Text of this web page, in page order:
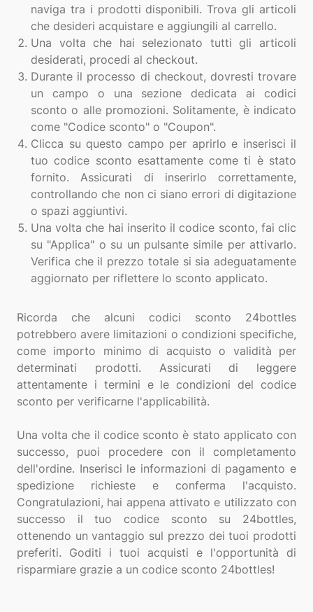
naviga tra i prodotti disponibili. Trova gli articoli
che desideri acquistare e aggiungili al carrello.
Una volta che hai selezionato tutti gli articoli
desiderati, procedi al checkout.
Durante il processo di checkout, dovresti trovare
un campo o una sezione dedicata ai codici
sconto o alle promozioni. Solitamente, è indicato
come "Codice sconto" o "Coupon".
Clicca su questo campo per aprirlo e inserisci il
tuo codice sconto esattamente come ti è stato
fornito. Assicurati di inserirlo correttamente,
controllando che non ci siano errori di digitazione
o spazi aggiuntivi.
Una volta che hai inserito il codice sconto, fai clic
su "Applica" o su un pulsante simile per attivarlo.
Verifica che il prezzo totale si sia adeguatamente
aggiornato per riflettere lo sconto applicato.
Ricorda che alcuni codici sconto 24bottles
potrebbero avere limitazioni o condizioni specifiche,
come importo minimo di acquisto o validità per
determinati prodotti. Assicurati di leggere
attentamente i termini e le condizioni del codice
sconto per verificarne l'applicabilità.
Una volta che il codice sconto è stato applicato con
successo, puoi procedere con il completamento
dell'ordine. Inserisci le informazioni di pagamento e
spedizione richieste e conferma l'acquisto.
Congratulazioni, hai appena attivato e utilizzato con
successo il tuo codice sconto su 24bottles,
ottenendo un vantaggio sul prezzo dei tuoi prodotti
preferiti. Goditi i tuoi acquisti e l'opportunità di